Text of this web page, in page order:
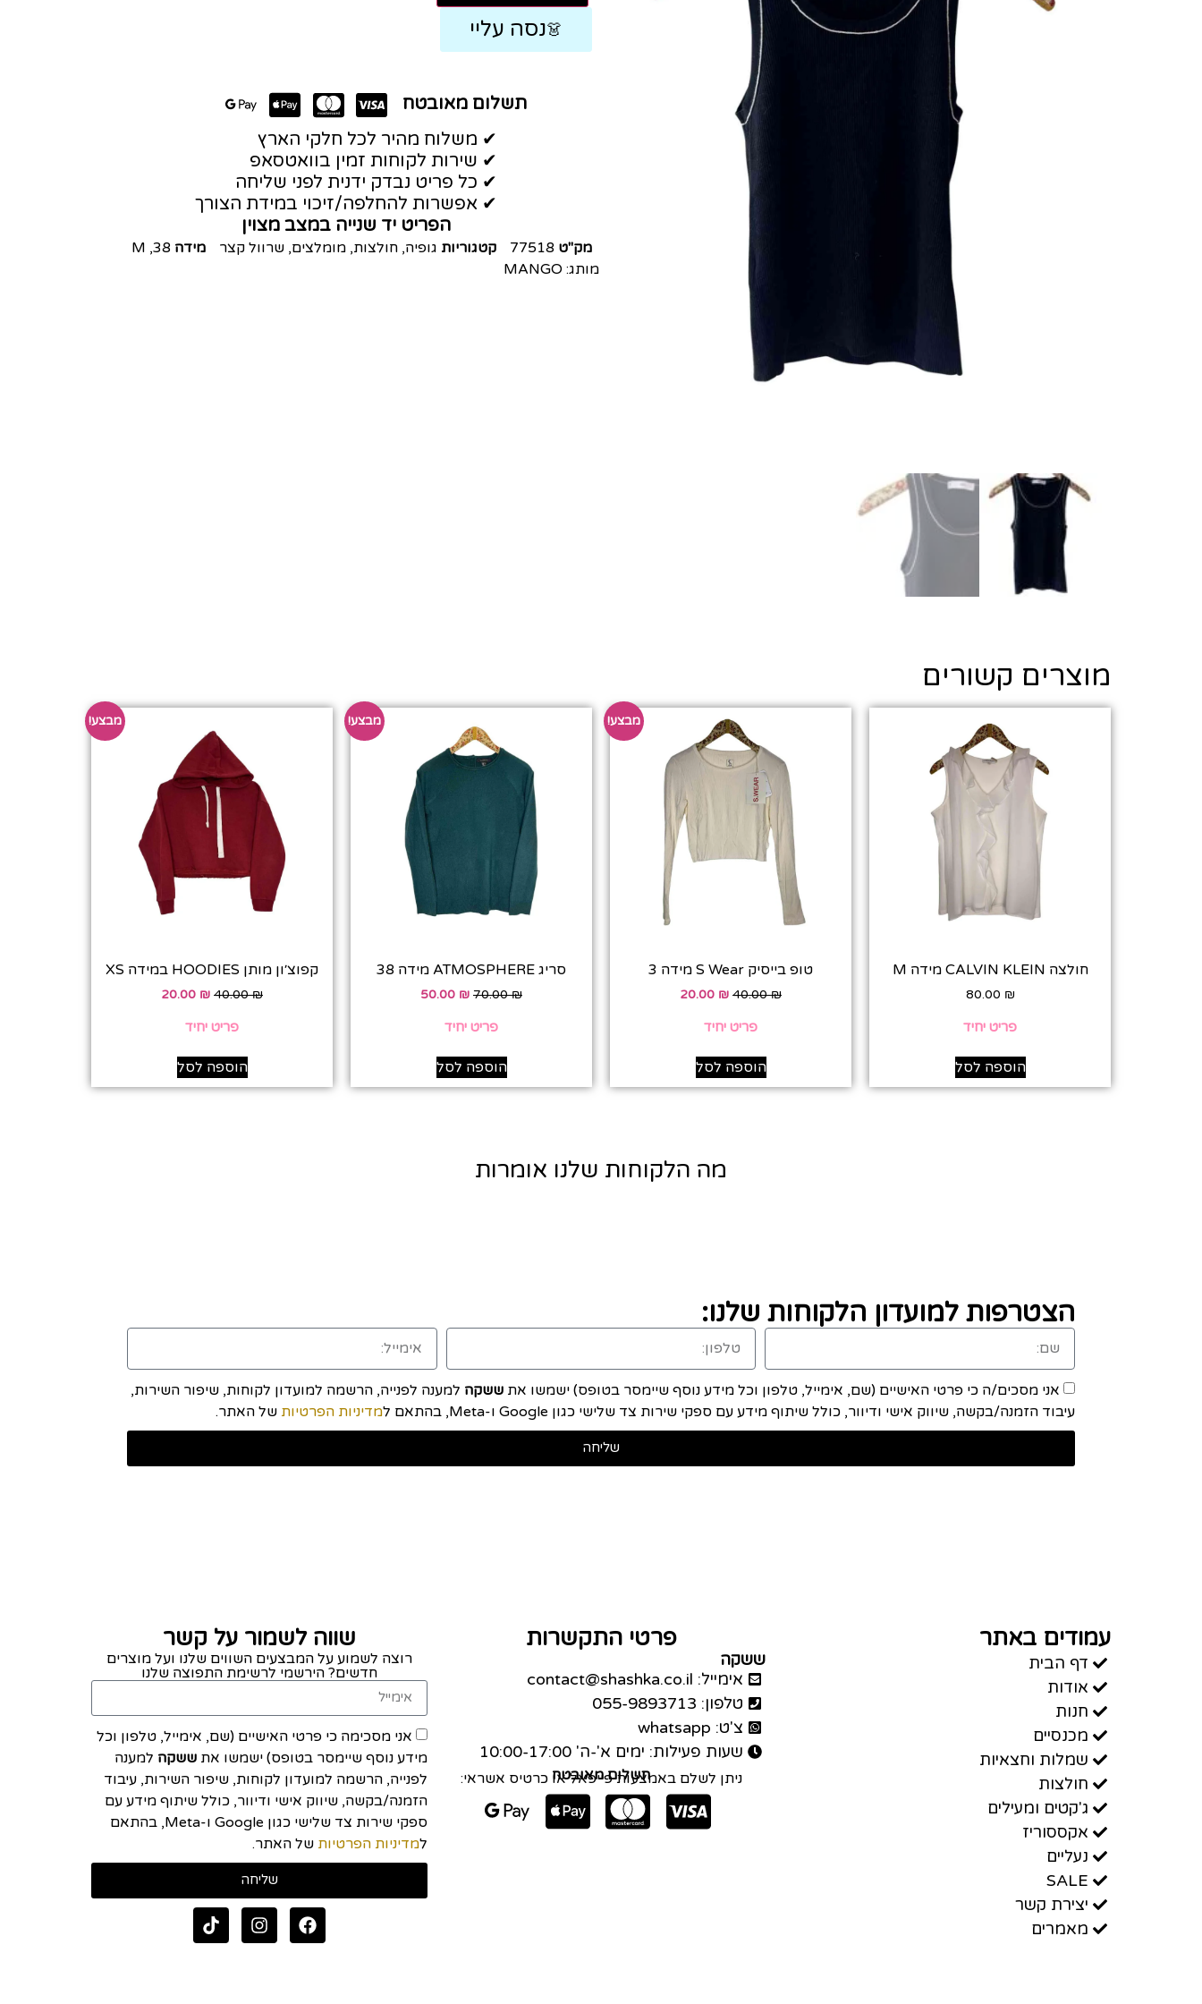
👗נסה עליי
תשלום מאובטח
✔ משלוח מהיר לכל חלקי הארץ
✔ שירות לקוחות זמין בוואטסאפ
✔ כל פריט נבדק ידנית לפני שליחה
✔ אפשרות להחלפה/זיכוי במידת הצורך
הפריט יד שנייה במצב מצוין
מק"ט 77518 קטגוריות גופיה, חולצות, מומלצים, שרוול קצר מידה 38
,
M
מותג:MANGO
מוצרים קשורים
חולצה CALVIN KLEIN מידה M
80.00 ₪
פריט יחיד
הוספה לסל
מבצע!
טופ בייסיק S Wear מידה 3
40.00₪
20.00 ₪
פריט יחיד
הוספה לסל
מבצע!
סריג ATMOSPHERE מידה 38
70.00₪
50.00 ₪
פריט יחיד
הוספה לסל
מבצע!
קפוצ׳ון מותן HOODIES במידה XS
40.00₪
20.00 ₪
פריט יחיד
הוספה לסל
מה הלקוחות שלנו אומרות
הצטרפות למועדון הלקוחות שלנו:
אני מסכים/ה כי פרטי האישיים (שם, אימייל, טלפון וכל מידע נוסף שיימסר בטופס) ישמשו את ששקה למענה לפנייה, הרשמה למועדון לקוחות, שיפור השירות,
עיבוד הזמנה/בקשה, שיווק אישי ודיוור, כולל שיתוף מידע עם ספקי שירות צד שלישי כגון Google ו-Meta, בהתאם ל
מדיניות הפרטיות של האתר.
שליחה
עמודים באתר
דף הבית
אודות
חנות
מכנסיים
שמלות וחצאיות
חולצות
ג'קטים ומעילים
אקססוריז
נעליים
SALE
יצירת קשר
מאמרים
פרטי התקשרות
ששקה
אימייל: contact@shashka.co.il
טלפון: 055-9893713
צ'ט: whatsapp
שעות פעילות: ימים א'-ה' 10:00-17:00
תשלום מאובטח
ניתן לשלם באמצעות פייפאל או כרטיס אשראי:
שווה לשמור על קשר
רוצה לשמוע על המבצעים השווים שלנו ועל מוצרים
חדשים? הירשמי לרשימת התפוצה שלנו
אני מסכימה כי פרטי האישיים (שם, אימייל, טלפון וכל
מידע נוסף שיימסר בטופס) ישמשו אתששקה למענה
לפנייה, הרשמה למועדון לקוחות, שיפור השירות, עיבוד
הזמנה/בקשה, שיווק אישי ודיוור, כולל שיתוף מידע עם
ספקי שירות צד שלישי כגון Google ו-Meta, בהתאם
למדיניות הפרטיות של האתר.
שליחה
בואי תהיי אחות, הצטרפי למועדון הלקוחות שלנו ותהני
10% הנחה בקנייה הראשונה! כולל כפל מבצעים!
מאשרת קבלת מסרים פרסומיים